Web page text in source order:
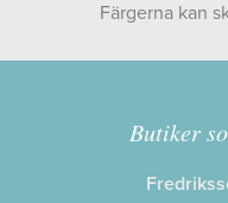
Kollektion:
Färgerna kan
Butiker